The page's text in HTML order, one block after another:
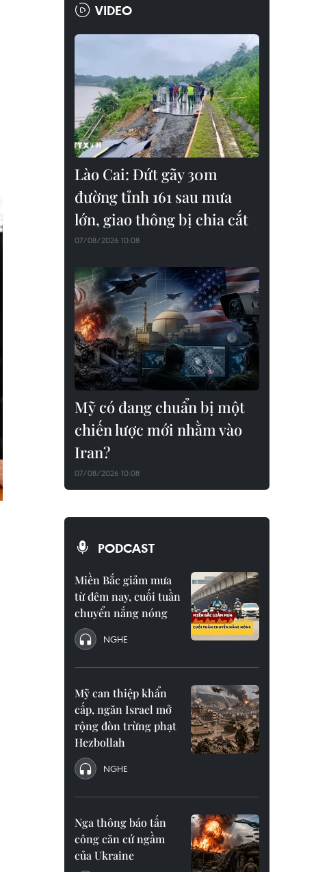
VIDEO
Lào Cai: Đứt gãy 30m
đường tỉnh 161 sau mưa
lớn, giao thông bị chia cắt
07/08/2026 10:08
Mỹ có đang chuẩn bị một
chiến lược mới nhằm vào
Iran?
07/08/2026 10:08
PODCAST
Miền Bắc giảm mưa
từ đêm nay, cuối tuần
chuyển nắng nóng
NGHE
Mỹ can thiệp khẩn
cấp, ngăn Israel mở
rộng đòn trừng phạt
Hezbollah
NGHE
Nga thông báo tấn
công căn cứ ngầm
của Ukraine